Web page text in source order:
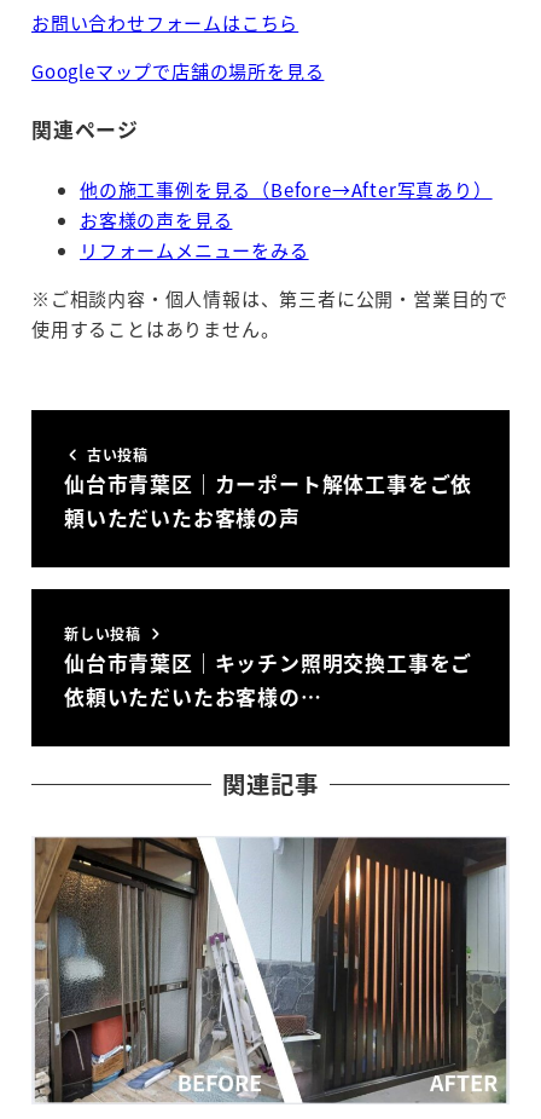
お問い合わせフォームはこちら
Googleマップで店舗の場所を見る
関連ページ
他の施工事例を見る（Before→After写真あり）
お客様の声を見る
リフォームメニューをみる
※ご相談内容・個人情報は、第三者に公開・営業目的で
使用することはありません。
古い投稿
仙台市青葉区｜カーポート解体工事をご依
頼いただいたお客様の声
新しい投稿
仙台市青葉区｜キッチン照明交換工事をご
依頼いただいたお客様の…
関連記事